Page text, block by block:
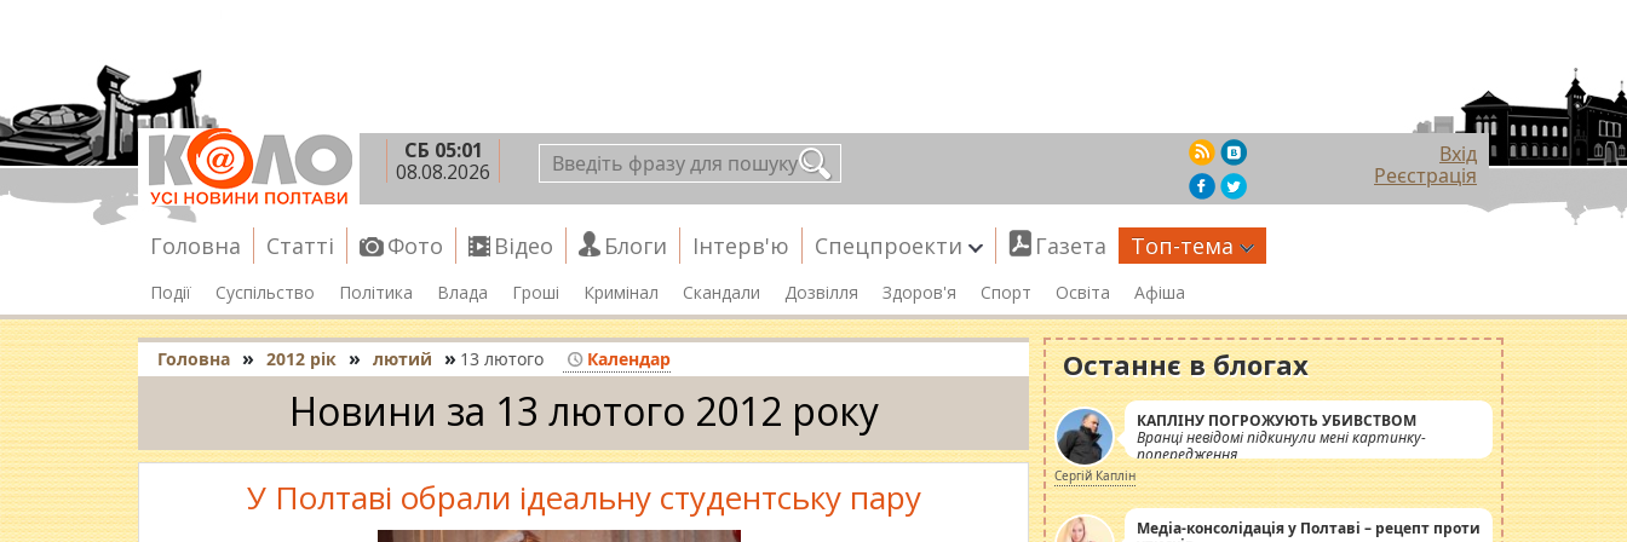
СБ 05:01
08.08.2026
Вхід
Реєстрація
Головна Статті Фото Відео Блоги Інтерв'ю Спецпроекти Газета Топ-тема
Події Суспільство Політика Влада Гроші Кримінал Скандали Дозвілля Здоров'я Спорт Освіта Афіша
Головна » 2012 рік » лютий » 13 лютого Календар
Новини за 13 лютого 2012 року
У Полтаві обрали ідеальну студентську пару
Останнє в блогах
КАПЛІНУ ПОГРОЖУЮТЬ УБИВСТВОМ
Вранці невідомі підкинули мені картинку-
попередження
Сергій Каплін
Медіа-консолідація у Полтаві – рецепт проти